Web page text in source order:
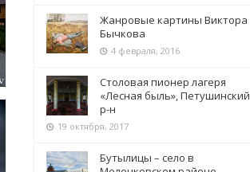
Жанровые картины Виктора
Бычкова
4 февраля, 2016
Столовая пионер лагеря
«Лесная быль», Петушинский
р-н
19 октября, 2017
Бутылицы – село в